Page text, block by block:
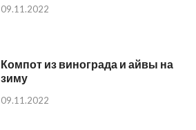
09.11.2022
Компот из винограда и айвы на
зиму
09.11.2022